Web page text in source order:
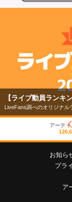
【ライブ動員ランキ
LiveFans調べのオリジナル
アーテ
お知ら
プラ
ア